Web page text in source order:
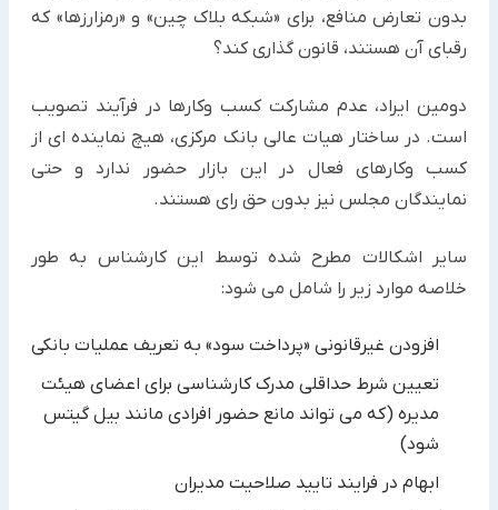
بدون تعارض منافع، برای «شبکه بلاک چین» و «رمزارزها» که
رقبای آن هستند، قانون گذاری کند؟
دومین ایراد، عدم مشارکت کسب وکارها در فرآیند تصویب
است. در ساختار هیات عالی بانک مرکزی، هیچ نماینده ای از
کسب وکارهای فعال در این بازار حضور ندارد و حتی
نمایندگان مجلس نیز بدون حق رای هستند.
سایر اشکالات مطرح شده توسط این کارشناس به طور
خلاصه موارد زیر را شامل می شود:
افزودن غیرقانونی «پرداخت سود» به تعریف عملیات بانکی
تعیین شرط حداقلی مدرک کارشناسی برای اعضای هیئت
مدیره (که می تواند مانع حضور افرادی مانند بیل گیتس
شود)
ابهام در فرایند تایید صلاحیت مدیران